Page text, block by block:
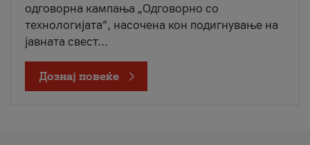
одговорна кампања „Одговорно со
технологијата“, насочена кон подигнување на
јавната свест...
Дознај повеќе